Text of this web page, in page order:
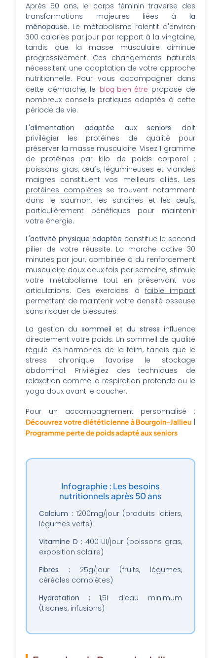
Après 50 ans, le corps féminin traverse des
transformations majeures liées à la
ménopause. Le métabolisme ralentit d'environ
300 calories par jour par rapport à la vingtaine,
tandis que la masse musculaire diminue
progressivement. Ces changements naturels
nécessitent une adaptation de votre approche
nutritionnelle. Pour vous accompagner dans
cette démarche, le blog bien être propose de
nombreux conseils pratiques adaptés à cette
période de vie.
L'alimentation adaptée aux seniors doit
privilégier les protéines de qualité pour
préserver la masse musculaire. Visez 1 gramme
de protéines par kilo de poids corporel :
poissons gras, œufs, légumineuses et viandes
maigres constituent vos meilleurs alliés. Les
protéines complètes se trouvent notamment
dans le saumon, les sardines et les œufs,
particulièrement bénéfiques pour maintenir
votre énergie.
L'activité physique adaptée constitue le second
pilier de votre réussite. La marche active 30
minutes par jour, combinée à du renforcement
musculaire doux deux fois par semaine, stimule
votre métabolisme tout en préservant vos
articulations. Ces exercices à faible impact
permettent de maintenir votre densité osseuse
sans risquer de blessures.
La gestion dusommeil et du stress influence
directement votre poids. Un sommeil de qualité
régule les hormones de la faim, tandis que le
stress chronique favorise le stockage
abdominal. Privilégiez des techniques de
relaxation comme la respiration profonde ou le
yoga doux avant le coucher.
Pour un accompagnement personnalisé :
Découvrez votre diététicienne à Bourgoin-Jallieu |
Programme perte de poids adapté aux seniors
Infographie : Les besoins
nutritionnels après 50 ans
Calcium : 1200mg/jour (produits laitiers,
légumes verts)
Vitamine D : 400 UI/jour (poissons gras,
exposition solaire)
Fibres : 25g/jour (fruits, légumes,
céréales complètes)
Hydratation : 1,5L d'eau minimum
(tisanes, infusions)